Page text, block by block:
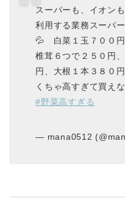
スーパーも、イオン
利用する業務スー
💦 白菜１玉７００円
椎茸６つで２５０円
円、大根１本３８０
くちゃ高すぎて買
#野菜高すぎる
— mana0512